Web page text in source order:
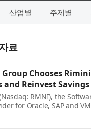
산업별 주제별
료
Chooses
and Reinvest
RMNI), the
for Oracle, SAP and
held c...